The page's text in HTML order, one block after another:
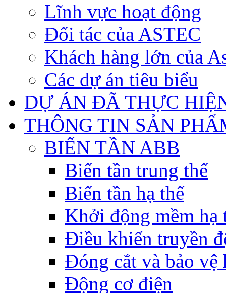
Lĩnh vực hoạt động
Đối tác của ASTEC
Khách hàng lớn của
Các dự án tiêu biểu
DỰ ÁN ĐÃ THỰC
THÔNG TIN SẢN
BIẾN TẦN ABB
Biến tần trung thế
Biến tần hạ thế
Khởi động mềm hạ
Điều khiển truyền
Đóng cắt và bảo vệ
Động cơ điện